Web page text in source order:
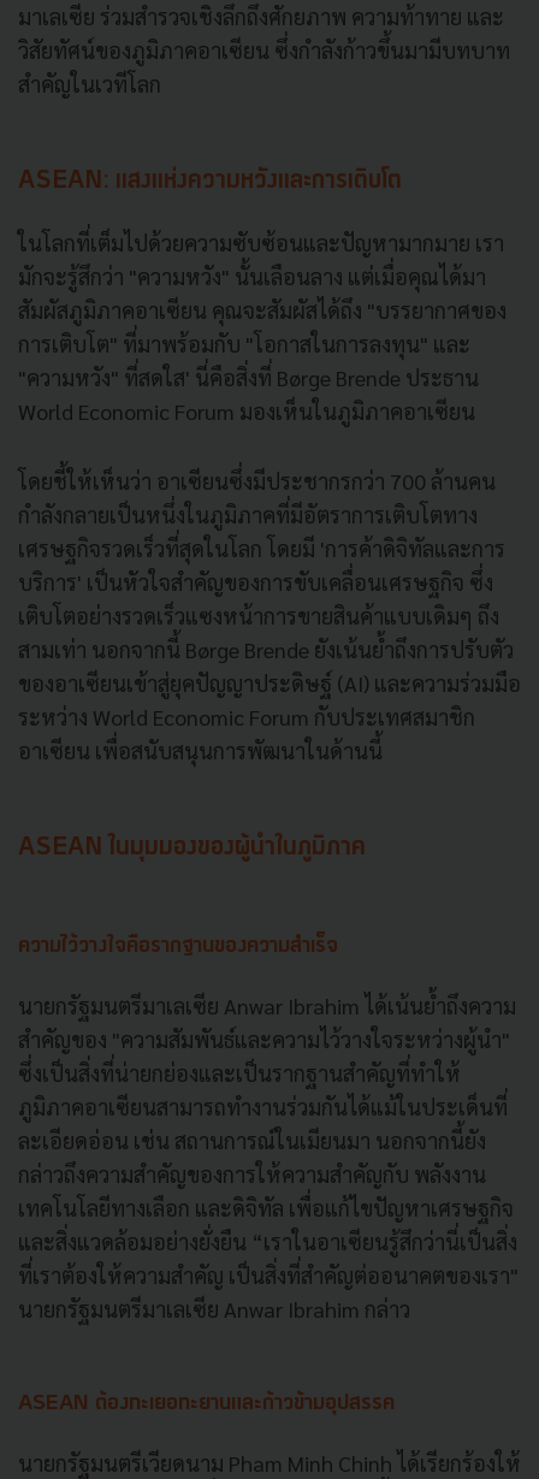
มาเลเซีย ร่วมสำรวจเชิงลึกถึงศักยภาพ ความท้าทาย และ
วิสัยทัศน์ของภูมิภาคอาเซียน ซึ่งกำลังก้าวขึ้นมามีบทบาท
สำคัญในเวทีโลก
ASEAN: แสงแห่งความหวังและการเติบโต
ในโลกที่เต็มไปด้วยความซับซ้อนและปัญหามากมาย เรา
มักจะรู้สึกว่า "ความหวัง" นั้นเลือนลาง แต่เมื่อคุณได้มา
สัมผัสภูมิภาคอาเซียน คุณจะสัมผัสได้ถึง "บรรยากาศของ
การเติบโต" ที่มาพร้อมกับ "โอกาสในการลงทุน" และ
"ความหวัง" ที่สดใส' นี่คือสิ่งที่ Børge Brende ประธาน
World Economic Forum มองเห็นในภูมิภาคอาเซียน
โดยชี้ให้เห็นว่า อาเซียนซึ่งมีประชากรกว่า 700 ล้านคน
กำลังกลายเป็นหนึ่งในภูมิภาคที่มีอัตราการเติบโตทาง
เศรษฐกิจรวดเร็วที่สุดในโลก โดยมี 'การค้าดิจิทัลและการ
บริการ' เป็นหัวใจสำคัญของการขับเคลื่อนเศรษฐกิจ ซึ่ง
เติบโตอย่างรวดเร็วแซงหน้าการขายสินค้าแบบเดิมๆ ถึง
สามเท่า นอกจากนี้ Børge Brende ยังเน้นย้ำถึงการปรับตัว
ของอาเซียนเข้าสู่ยุคปัญญาประดิษฐ์ (AI) และความร่วมมือ
ระหว่าง World Economic Forum กับประเทศสมาชิก
อาเซียน เพื่อสนับสนุนการพัฒนาในด้านนี้
ASEAN ในมุมมองของผู้นำในภูมิภาค
ความไว้วางใจคือรากฐานของความสำเร็จ
นายกรัฐมนตรีมาเลเซีย Anwar Ibrahim ได้เน้นย้ำถึงความ
สำคัญของ "ความสัมพันธ์และความไว้วางใจระหว่างผู้นำ"
ซึ่งเป็นสิ่งที่น่ายกย่องและเป็นรากฐานสำคัญที่ทำให้
ภูมิภาคอาเซียนสามารถทำงานร่วมกันได้แม้ในประเด็นที่
ละเอียดอ่อน เช่น สถานการณ์ในเมียนมา นอกจากนี้ยัง
กล่าวถึงความสำคัญของการให้ความสำคัญกับ พลังงาน
เทคโนโลยีทางเลือก และดิจิทัล เพื่อแก้ไขปัญหาเศรษฐกิจ
และสิ่งแวดล้อมอย่างยั่งยืน “เราในอาเซียนรู้สึกว่านี่เป็นสิ่ง
ที่เราต้องให้ความสำคัญ เป็นสิ่งที่สำคัญต่ออนาคตของเรา"
นายกรัฐมนตรีมาเลเซีย Anwar Ibrahim กล่าว
ASEAN ต้องทะเยอทะยานและก้าวข้ามอุปสรรค
นายกรัฐมนตรีเวียดนาม Pham Minh Chinh ได้เรียกร้องให้